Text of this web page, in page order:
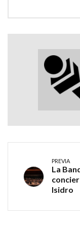
PREVIA
La
Isidro